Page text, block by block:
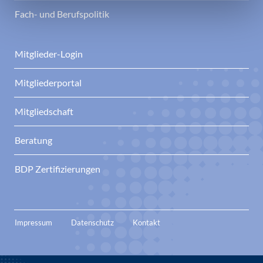
Fach- und Berufspolitik
Mitglieder-Login
Mitgliederportal
Mitgliedschaft
Beratung
BDP Zertifizierungen
Impressum Datenschutz Kontakt